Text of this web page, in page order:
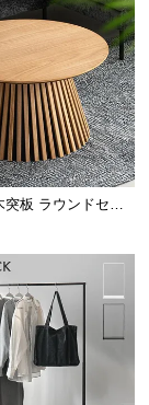
行き
12㎝
の読書時
ます。
突板 ラウンドセン
しい格子デザイン